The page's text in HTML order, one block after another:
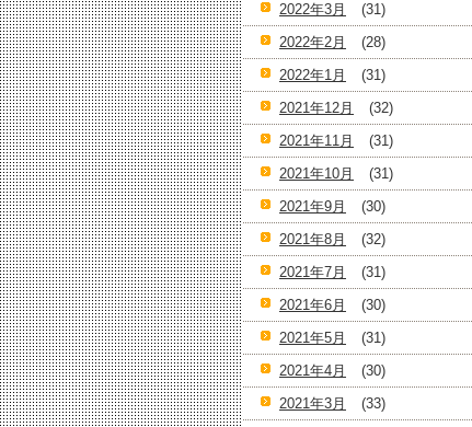
2022年3月
(31)
2022年2月
(28)
2022年1月
(31)
2021年12月
(32)
2021年11月
(31)
2021年10月
(31)
2021年9月
(30)
2021年8月
(32)
2021年7月
(31)
2021年6月
(30)
2021年5月
(31)
2021年4月
(30)
2021年3月
(33)